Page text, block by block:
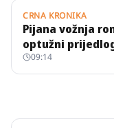
CRNA KRONIKA
Pijana vožnja
optužni
09:14